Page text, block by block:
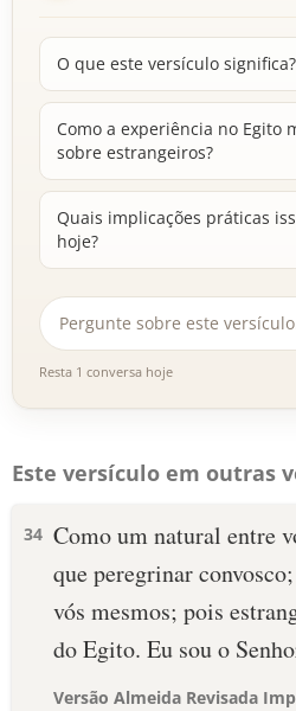
O que este versículo significa?
Como a experiência no Egito
sobre estrangeiros?
Quais implicações práticas
hoje?
Resta 1 conversa hoje
Este versículo em outras
34 Como um natural entre
que peregrinar
vós mesmos; pois
do Egito. Eu sou o
Versão Almeida Revisada